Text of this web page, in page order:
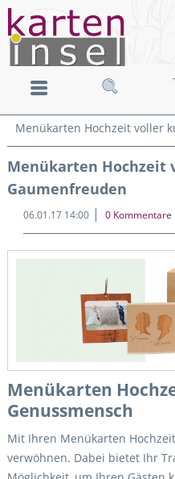
Menükarten Hochzeit voller
Menükarten Hochzeit
Gaumenfreuden
06.01.17 14:00 0 Kommentare
Menükarten
Genussmensch
Mit Ihren Menükarten
verwöhnen. Dabei bietet Ihr